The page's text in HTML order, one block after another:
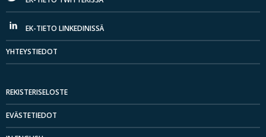
EK-TIETO LINKEDINISSÄ
YHTEYSTIEDOT
REKISTERISELOSTE
EVÄSTETIEDOT